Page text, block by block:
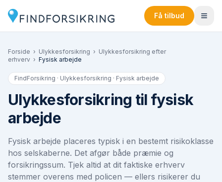
Få tilbud
Forside › Ulykkesforsikring › Ulykkesforsikring efter
erhverv › Fysisk arbejde
FindForsikring · Ulykkesforsikring · Fysisk arbejde
Ulykkesforsikring til fysisk
arbejde
Fysisk arbejde placeres typisk i en bestemt risikoklasse
hos selskaberne. Det afgør både præmie og
forsikringssum. Tjek altid at dit faktiske erhverv
stemmer overens med policen — ellers risikerer du